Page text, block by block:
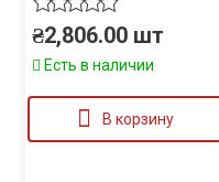
₴2,806.00 шт
Есть в наличии
В корзину